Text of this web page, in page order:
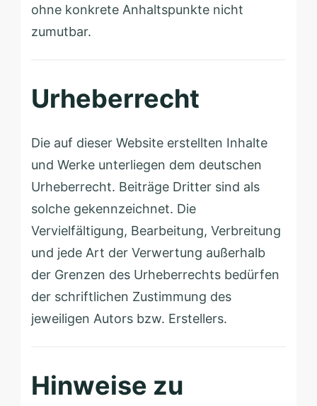
ohne konkrete Anhaltspunkte nicht
zumutbar.
Urheberrecht
Die auf dieser Website erstellten Inhalte
und Werke unterliegen dem deutschen
Urheberrecht. Beiträge Dritter sind als
solche gekennzeichnet. Die
Vervielfältigung, Bearbeitung, Verbreitung
und jede Art der Verwertung außerhalb
der Grenzen des Urheberrechts bedürfen
der schriftlichen Zustimmung des
jeweiligen Autors bzw. Erstellers.
Hinweise zu